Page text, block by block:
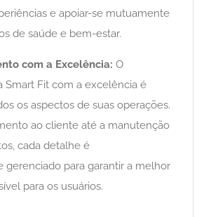
e apoiar-se mutuamente
de saúde e bem-estar.
com a Excelência: O
Smart Fit com a excelência é
os aspectos de suas operações.
ao cliente até a manutenção
cada detalhe é
gerenciado para garantir a melhor
para os usuários.